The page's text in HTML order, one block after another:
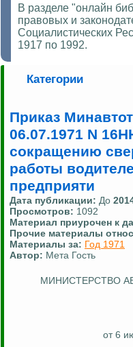
В разделе "онлайн
правовых и
Социалистических
1917 по 1992.
Категории
Приказ
06.07.1971 N
сокращению
работы
предприяти
Дата публикации: До
Просмотров: 1092
Материал приурочен к
Прочие материалы
Материалы за: Год 1971
Автор: Мета Гость
МИНИСТЕРСТВО
от 6